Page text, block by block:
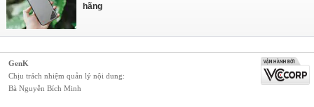
hãng
GenK
Chịu trách nhiệm quản lý nội dung:
Bà Nguyễn Bích Minh